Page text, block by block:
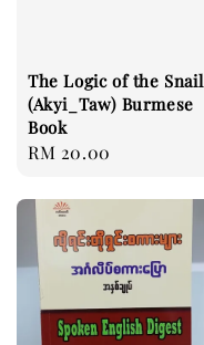
The Logic of the Snail
(Akyi_Taw) Burmese
Book
Regular
RM 20.00